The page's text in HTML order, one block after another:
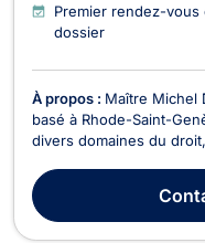
Premier rendez-
dossier
À propos : Maître Michel
basé à Rhode-Saint-
divers domaines du
des Successions, Droit
Corporel et